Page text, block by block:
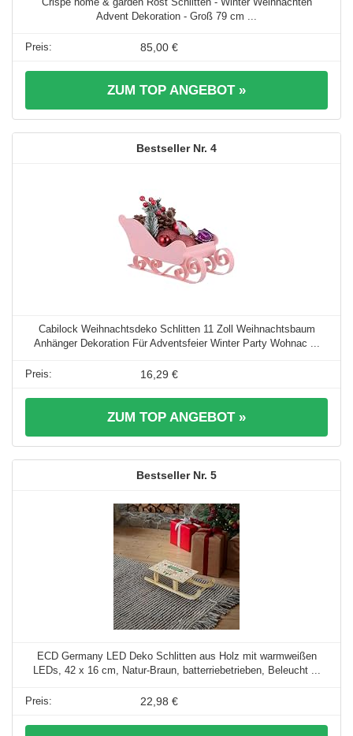
Advent Dekoration - Groß 79 cm ...
85,00 €
ZUM TOP ANGEBOT »
4
Cabilock Weihnachtsdeko Schlitten 11 Zoll Weihnachtsbaum
Anhänger Dekoration Für Adventsfeier Winter Party Wohnac ...
16,29 €
ZUM TOP ANGEBOT »
5
ECD Germany LED Deko Schlitten aus Holz mit warmweißen
LEDs, 42 x 16 cm, Natur-Braun, batterriebetrieben, Beleucht ...
22,98 €